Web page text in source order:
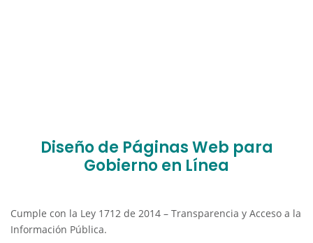
Diseño de Páginas Web para
Gobierno en Línea
Cumple con la Ley 1712 de 2014 – Transparencia y Acceso a la
Información Pública.